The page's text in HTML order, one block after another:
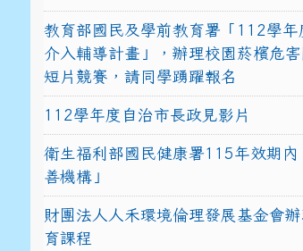
教育部國民及學前教育署「112學
介入輔導計畫」，辦理校園菸檳危
短片競賽，請同學踴躍報名
112學年度自治市長政見影片
衛生福利部國民健康署115年效期內
善機構」
財團法人人禾環境倫理發展基金會
育課程